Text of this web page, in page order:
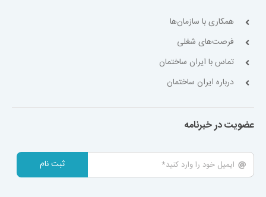
همکاری با سازمان‌ها
فرصت‌های شغلی
تماس با ایران ساختمان
درباره ایران ساختمان
عضویت در خبرنامه
ثبت نام